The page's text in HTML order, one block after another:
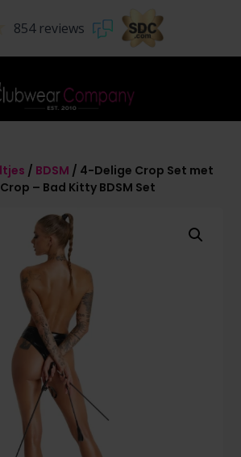
854 reviews
/ BDSM / 4-Delige Crop Set met
– Bad Kitty BDSM Set